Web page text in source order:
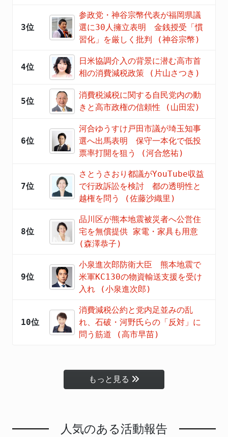
3位
参政党・神谷宗幣代表が福岡県議
選に30人擁立表明 金銭授受「慣
習化」を厳しく批判 (神谷宗幣)
4位
日米協調介入の背景に潜む高市首
相の消費減税政策 (片山さつき)
5位
消費税減税に関する自民党内の動
きと高市政権の信頼性 (山田宏)
6位
河合ゆうすけ戸田市議が埼玉知事
選へ出馬表明 保守一本化で低投
票率打開を狙う (河合悠祐)
7位
さとうさおり都議がYouTube収益
で行政訴訟を検討 都の透明性と
越権を問う (佐藤沙織里)
8位
品川区が熊本地震被災者へ公営住
宅を無償提供 家電・家具も用意
(森澤恭子)
9位
小泉進次郎防衛大臣 熊本地震で
米軍KC130の物資輸送支援を受け
入れ (小泉進次郎)
10位
消費減税公約と党内足並みの乱
れ、石破・河野氏らの「反対」に
問う筋道 (高市早苗)
もっと見る
人気のある活動報告